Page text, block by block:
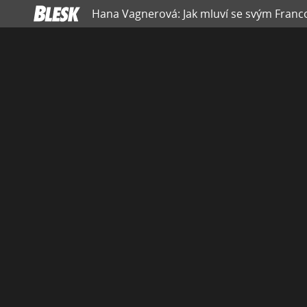
Hana Vagnerová: Jak mluví se svým